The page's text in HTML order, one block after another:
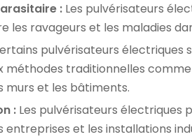
: Les pulvérisateurs
les ravageurs et les maladies
pulvérisateurs électriques
méthodes traditionnelles
murs et les bâtiments.
: Les pulvérisateurs électriques
entreprises et les installations